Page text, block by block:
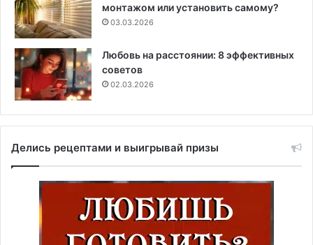
монтажом или установить самому?
03.03.2026
Любовь на расстоянии: 8 эффективных
советов
02.03.2026
Делись рецептами и выигрывай призы